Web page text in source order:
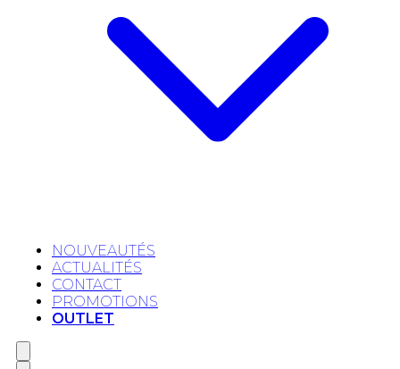
NOUVEAUTÉS
ACTUALITÉS
CONTACT
PROMOTIONS
OUTLET